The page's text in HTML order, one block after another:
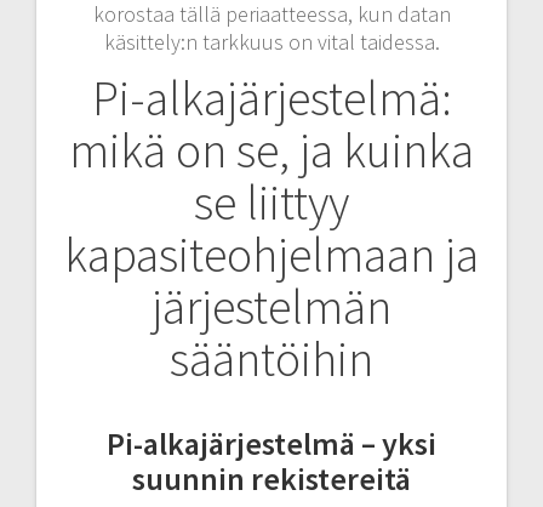
korostaa tällä periaatteessa, kun datan
käsittely:n tarkkuus on vital taidessa.
Pi-alkajärjestelmä:
mikä on se, ja kuinka
se liittyy
kapasiteohjelmaan ja
järjestelmän
sääntöihin
Pi-alkajärjestelmä – yksi
suunnin rekistereitä